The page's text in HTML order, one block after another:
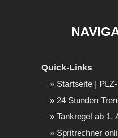
Quick-Links
Startseite |
24 Stunden
Tankregel ab 1.
Spritrechner